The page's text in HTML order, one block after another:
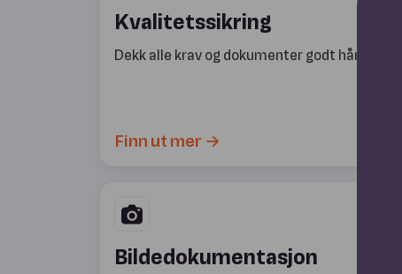
Kvalitetssikring
Dekk alle krav og dokumenter godt håndverk.
Finn ut mer →
Bildedokumentasjon